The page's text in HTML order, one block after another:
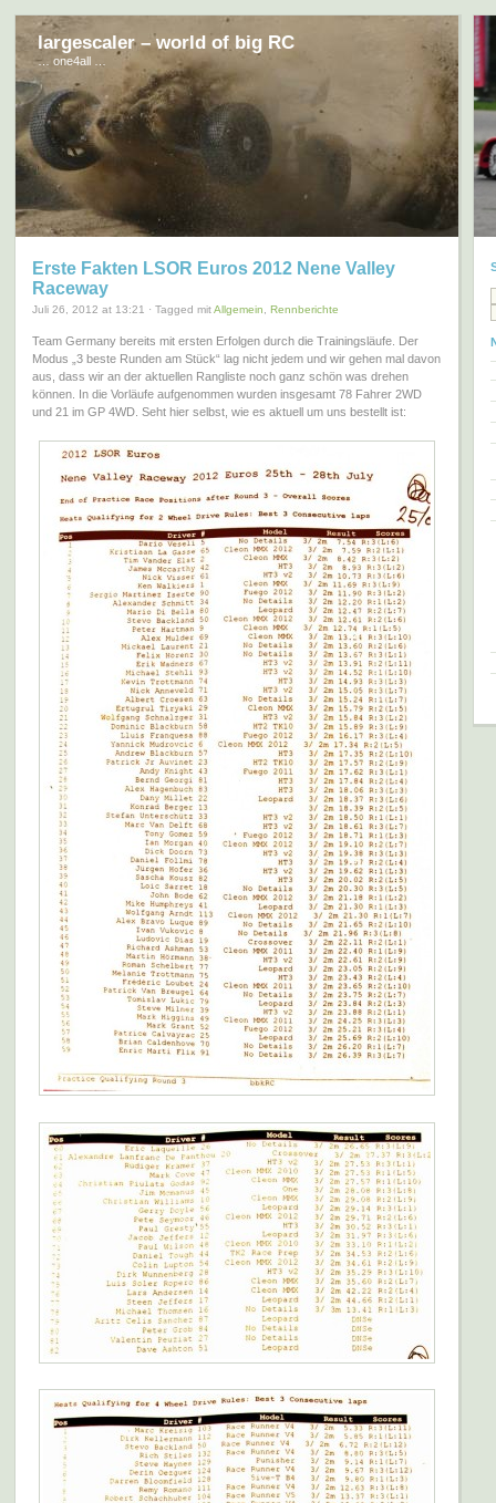
largescaler – world of big RC
… one4all …
Erste Fakten LSOR Euros 2012 Nene Valley
Raceway
Juli 26, 2012 at 13:21 · Tagged mitAllgemein Rennberichte
Team Germany bereits mit ersten Erfolgen durch die Trainingsläufe. Der
Modus „3 beste Runden am Stück“ lag nicht jedem und wir gehen mal davon
aus, dass wir an der aktuellen Rangliste noch ganz schön was drehen
können. In die Vorläufe aufgenommen wurden insgesamt 78 Fahrer 2WD
und 21 im GP 4WD. Seht hier selbst, wie es aktuell um uns bestellt ist: